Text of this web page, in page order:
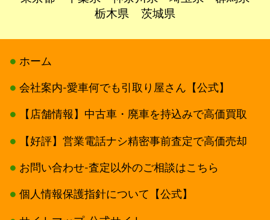
栃木県
茨城県
ホーム
会社案内-愛車何でも引取り屋さん【公式】
【店舗情報】中古車・廃車を持込みで高価買取
【好評】営業電話ナシ精密事前査定で高価売却
お問い合わせ-査定以外のご相談はこちら
個人情報保護指針について【公式】